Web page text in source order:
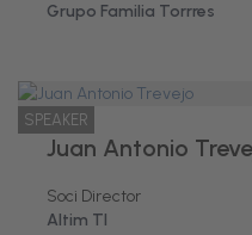
Grupo Familia Torrres
SPEAKER
Juan Antonio
Soci Director
Altim TI